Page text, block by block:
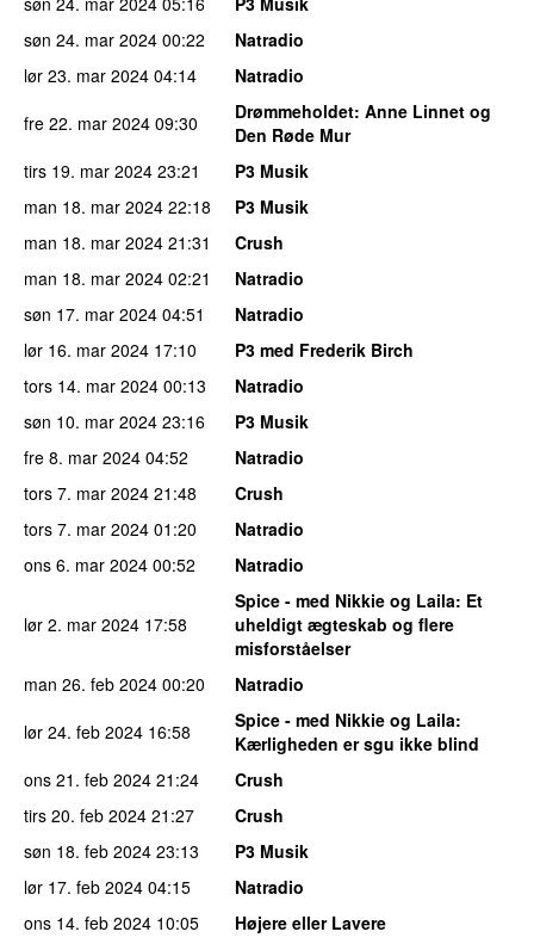
søn 24. mar 2024 00:22
Natradio
lør 23. mar 2024 04:14
Natradio
fre 22. mar 2024 09:30 Drømmeholdet: Anne Linnet og
Den Røde Mur
tirs 19. mar 2024 23:21
P3 Musik
man 18. mar 2024 22:18
P3 Musik
man 18. mar 2024 21:31
Crush
man 18. mar 2024 02:21
Natradio
søn 17. mar 2024 04:51
Natradio
lør 16. mar 2024 17:10
P3 med Frederik Birch
tors 14. mar 2024 00:13
Natradio
søn 10. mar 2024 23:16
P3 Musik
fre 8. mar 2024 04:52
Natradio
tors 7. mar 2024 21:48
Crush
tors 7. mar 2024 01:20
Natradio
ons 6. mar 2024 00:52 Natradio
lør 2. mar 2024 17:58
Spice - med Nikkie og Laila: Et
uheldigt ægteskab og flere
misforståelser
man 26. feb 2024 00:20
Natradio
lør 24. feb 2024 16:58 Spice - med Nikkie og Laila:
Kærligheden er sgu ikke blind
ons 21. feb 2024 21:24
Crush
tirs 20. feb 2024 21:27
Crush
søn 18. feb 2024 23:13
P3 Musik
lør 17. feb 2024 04:15
Natradio
ons 14. feb 2024 10:05
Højere eller Lavere